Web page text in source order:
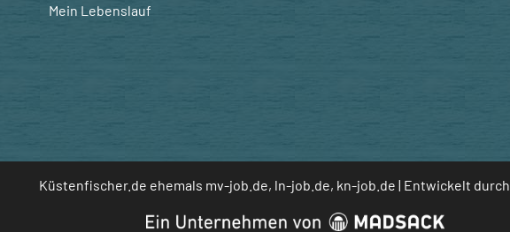
Mein Lebenslauf
Küstenfischer.de ehemals mv-job.de, ln-job.de, kn-job.de | Entwickelt durch